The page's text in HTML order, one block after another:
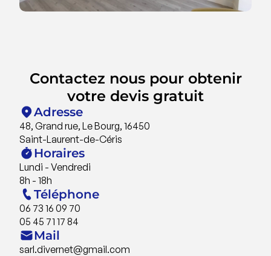
Contactez nous pour obtenir
votre devis gratuit
Adresse
48, Grand rue, Le Bourg, 16450
Saint-Laurent-de-Céris
Horaires
Lundi - Vendredi
8h - 18h
Téléphone
06 73 16 09 70
05 45 71 17 84
Mail
sarl.divernet@gmail.com